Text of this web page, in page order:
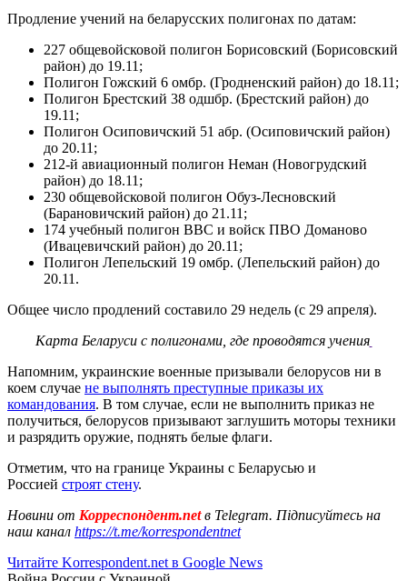
Продление учений на беларусских полигонах по датам:
227 общевойсковой полигон Борисовский (Борисовский
район) до 19.11;
Полигон Гожский 6 омбр. (Гродненский район) до 18.11;
Полигон Брестский 38 одшбр. (Брестский район) до
19.11;
Полигон Осиповичский 51 абр. (Осиповичский район)
до 20.11;
212-й авиационный полигон Неман (Новогрудский
район) до 18.11;
230 общевойсковой полигон Обуз-Лесновский
(Барановичский район) до 21.11;
174 учебный полигон ВВС и войск ПВО Доманово
(Ивацевичский район) до 20.11;
Полигон Лепельский 19 омбр. (Лепельский район) до
20.11.
Общее число продлений составило 29 недель (с 29 апреля).
Карта Беларуси с полигонами, где проводятся учения
Напомним, украинские военные призывали белорусов ни в
коем случае не выполнять преступные приказы их
командования. В том случае, если не выполнить приказ не
получиться, белорусов призывают заглушить моторы техники
и разрядить оружие, поднять белые флаги.
Отметим, что на границе Украины с Беларусью и
Россией строят стену.
Новини от Корреспондент.netв Telegram. Підписуйтесь на
наш канал https://t.me/korrespondentnet
Читайте Korrespondent.net в Google News